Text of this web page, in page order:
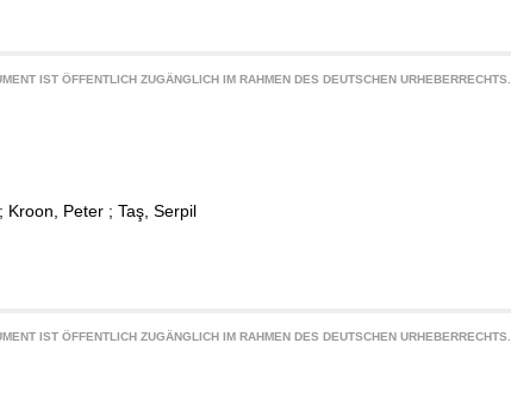
IST ÖFFENTLICH ZUGÄNGLICH IM RAHMEN DES DEUTSCHEN URHEBERRECHTS.
; Kroon, Peter ; Taş, Serpil
IST ÖFFENTLICH ZUGÄNGLICH IM RAHMEN DES DEUTSCHEN URHEBERRECHTS.